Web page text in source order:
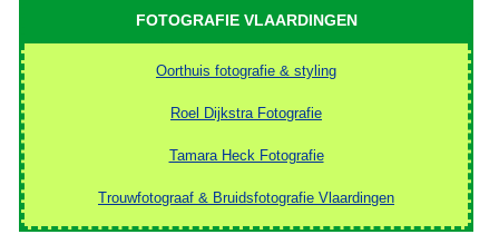
FOTOGRAFIE VLAARDINGEN
Oorthuis fotografie & styling
Roel Dijkstra Fotografie
Tamara Heck Fotografie
Trouwfotograaf & Bruidsfotografie Vlaardingen